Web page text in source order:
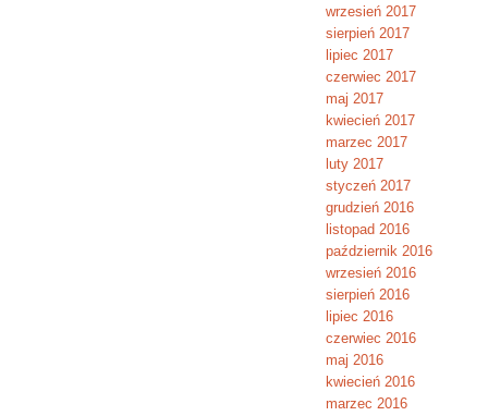
wrzesień 2017
sierpień 2017
lipiec 2017
czerwiec 2017
maj 2017
kwiecień 2017
marzec 2017
luty 2017
styczeń 2017
grudzień 2016
listopad 2016
październik 2016
wrzesień 2016
sierpień 2016
lipiec 2016
czerwiec 2016
maj 2016
kwiecień 2016
marzec 2016